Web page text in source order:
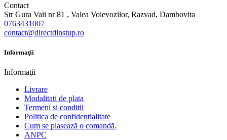
Contact
Str Gura Vaii nr 81 , Valea Voievozilor, Razvad, Dambovita
0763431007
contact@directdinstup.ro
Informaţii
Informaţii
Livrare
Modalitati de plata
Termeni si conditii
Politica de confidentialitate
Cum se plasează o comandă.
ANPC